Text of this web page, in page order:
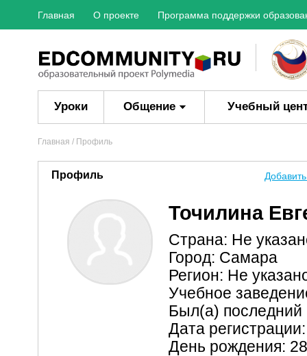
Главная О проекте Программа поддержки
Уроки Общение Учебный
Главная / Профиль
Профиль
Точилина
Страна: Не
Город: Самара
Регион: Не
Учебное
Был(а) последний
Дата
День рождения: